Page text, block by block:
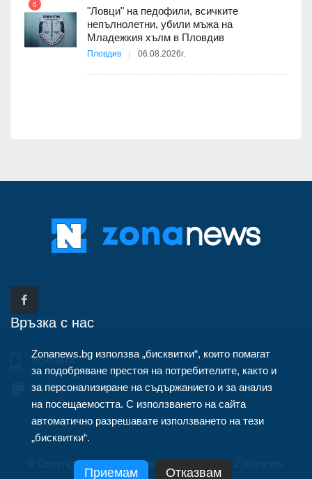
6
"Ловци" на педофили, всичките
непълнолетни, убили мъжа на
Младежкия хълм в Пловдив
Пловдив 06.08.2026г.
Връзка с нас
Контакти
info@zonanews.bg
© Copyright 2020, Информационна агенция Zonanews.
Zonanews.bg използва „бисквитки“, които помагат
за подобряване престоя на потребителите, както и
за персонализиране на съдържанието и за анализ
на посещаемостта. С използването на сайта
автоматично разрешавате използването на тези
„бисквитки“.
Приемам Отказвам